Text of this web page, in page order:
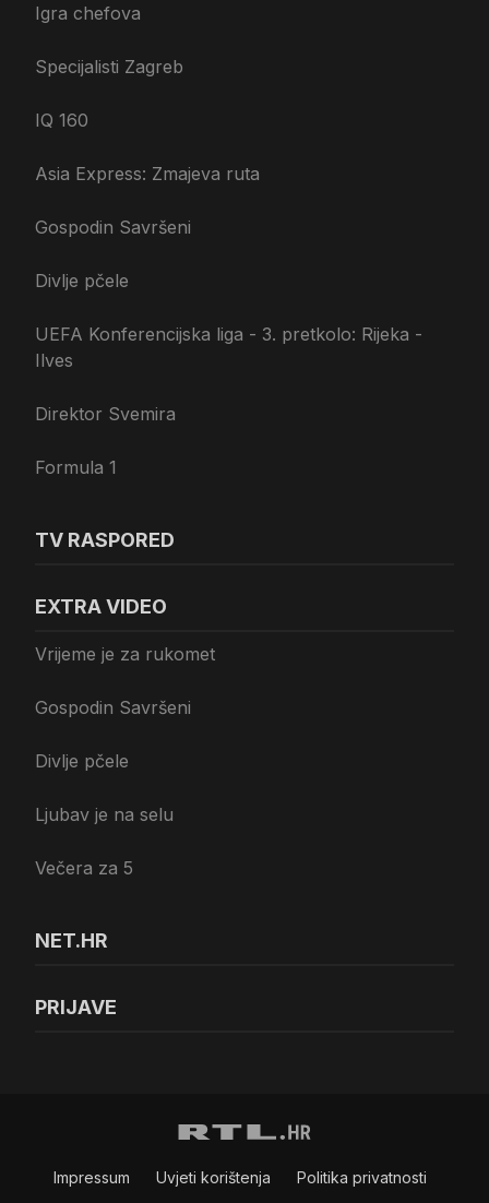
Igra chefova
Specijalisti Zagreb
IQ 160
Asia Express: Zmajeva ruta
Gospodin Savršeni
Divlje pčele
UEFA Konferencijska liga - 3. pretkolo: Rijeka -
Ilves
Direktor Svemira
Formula 1
TV RASPORED
EXTRA VIDEO
Vrijeme je za rukomet
Gospodin Savršeni
Divlje pčele
Ljubav je na selu
Večera za 5
NET.HR
PRIJAVE
Impressum Uvjeti korištenja Politika privatnosti